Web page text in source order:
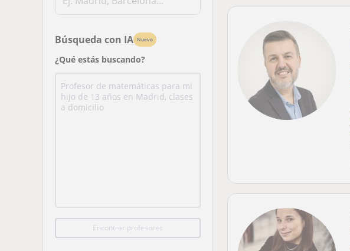
Búsqueda con IA Nuevo
¿Qué estás buscando?
Encontrar profesores